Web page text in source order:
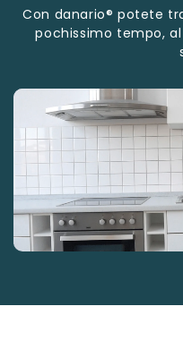
Con danario® potete
pochissimo tempo,